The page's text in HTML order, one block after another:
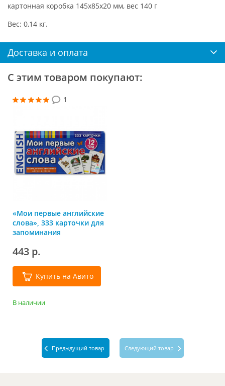
картонная коробка 145х85х20 мм, вес 140 г
Вес: 0,14 кг.
Доставка и оплата
С этим товаром покупают:
«Мои первые английские
слова», 333 карточки для
запоминания
1
443 р.
Купить на Авито
В наличии
Предыдущий товар Следующий товар